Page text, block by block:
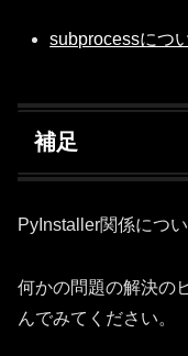
subprocessにつ
補足
PyInstaller関係につ
何かの問題の解決の
んでみてください。